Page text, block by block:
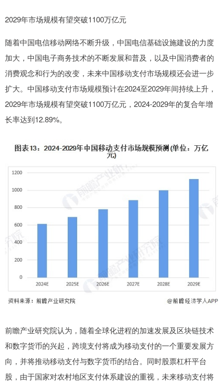
2029年市场规模有望突破1100万亿元
随着中国电信移动网络不断升级，中国电信基础设施建设的力度
加大，中国电子商务技术的不断发展和普及，以及中国消费者的
消费观念和行为的改变，未来中国移动支付市场规模还会进一步
扩大。中国移动支付市场规模预计在2024至2029年间持续上升，
2029年市场规模有望突破1100万亿元，2024-2029年的复合年增
长率达到12.89%。
前瞻产业研究院认为，随着全球化进程的加速发展及区块链技术
和数字货币的兴起，跨境支付将成为移动支付的一个重要发展方
向，并将推动移动支付与数字货币的结合。同时股票杠杆平台
股，由于国家对农村地区支付体系建设的重视，未来移动支付将